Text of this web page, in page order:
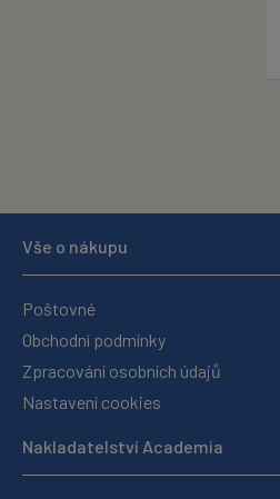
Vše o nákupu
Poštovné
Obchodní podmínky
Zpracování osobních údajů
Nastavení cookies
Nakladatelství Academia